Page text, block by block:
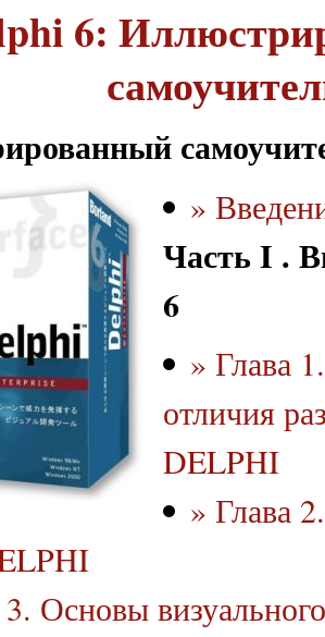
6:
»
Часть I .
6
» Глава
отличия
DELPHI
» Глава
3. Основы визуального